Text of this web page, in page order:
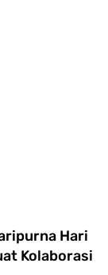
Hari
Kolaborasi